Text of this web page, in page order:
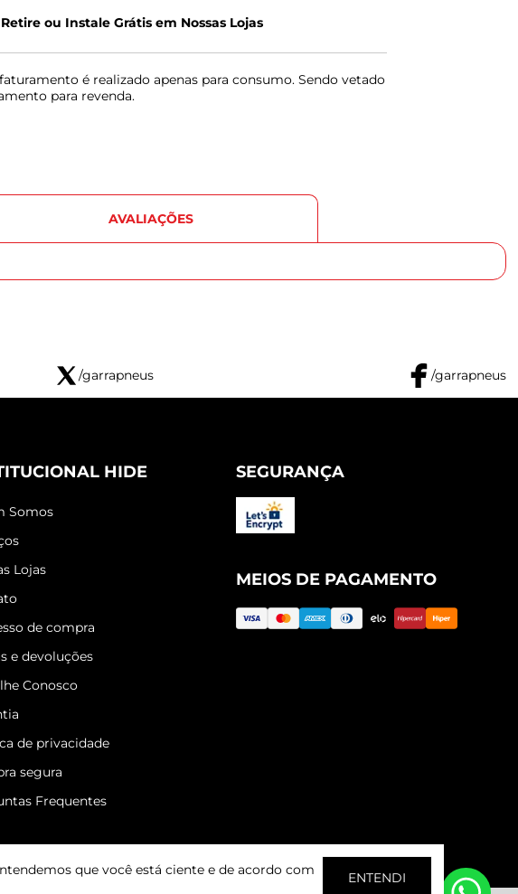
que você está ciente e de acordo com
ENTENDI
Retire ou Instale Grátis em Nossas Lojas
é realizado apenas para consumo. Sendo vetado
para revenda.
AVALIAÇÕES
/garrapneus /garrapneus
HIDE
Somos
Lojas
de compra
e devoluções
Conosco
de privacidade
segura
Frequentes
SEGURANÇA
MEIOS DE PAGAMENTO